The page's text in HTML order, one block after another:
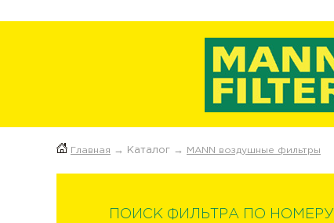
Главная → Каталог → MANN воздушные фильтры
ПОИСК ФИЛЬТРА ПО НОМЕРУ